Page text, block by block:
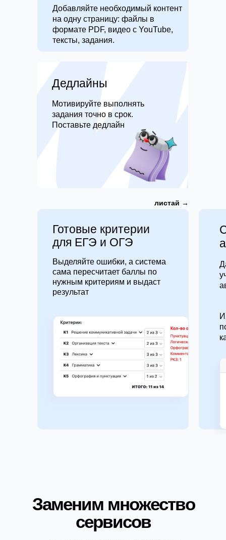
Дедлайны
Мотивируйте выполнять
задания точно в срок.
Поставьте дедлайн
Добавляйте необходимый контент
на одну страницу: файлы в
формате PDF, видео с YouTube,
тексты, задания.
Выделяйте ошибки, а система
сама пересчитает баллы по
нужным критериям и выдаст
результат
Готовые критерии
для ЕГЭ и ОГЭ
листай →
Заменим множество
сервисов